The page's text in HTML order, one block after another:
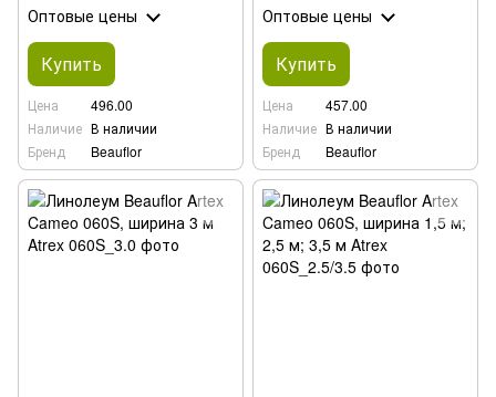
Оптовые цены
Купить
Цена
496.00
Наличие В наличии
Бренд
Beauflor
Оптовые цены
Купить
Цена
457.00
Наличие В наличии
Бренд
Beauflor